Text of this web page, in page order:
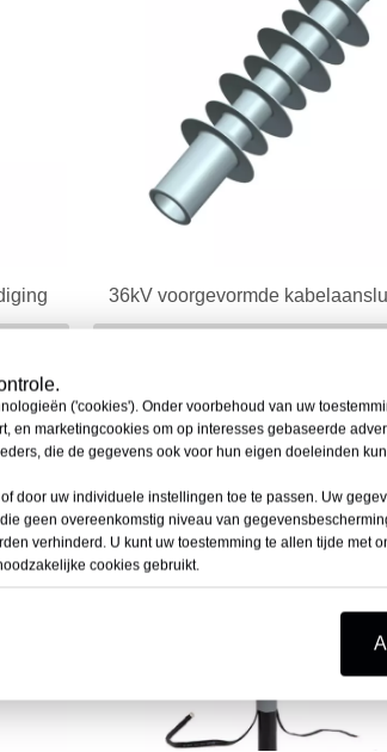
('cookies'). Onder voorbehoud van uw
en marketingcookies om op interesses gebaseerde
die de gegevens ook voor hun eigen doeleinden
door uw individuele instellingen toe te passen. Uw
geen overeenkomstig niveau van
verhinderd. U kunt uw toestemming te allen tijde met
cookies gebruikt.
36kV voorgevormde